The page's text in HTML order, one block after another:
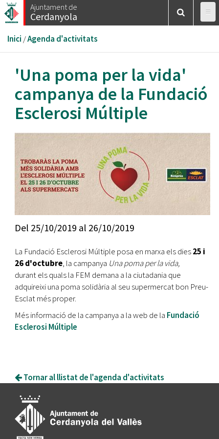
Vés
al
Ajuntament de
Cerdanyola
Esteu
aquí
Inici /Agenda d'activitats
'Una poma per la vida'
campanya de la Fundació
Esclerosi Múltiple
Del 25/10/2019 al 26/10/2019
La Fundació Esclerosi Múltiple posa en marxa els dies25 i
26 d'octubre, la campanya Una poma per la vida,
durant els quals la FEM demana a la ciutadania que
adquireixi una poma solidària al seu supermercat bon Preu-
Esclat més proper.
Més informació de la campanya a la web de la Fundació
Esclerosi Múltiple
Tornar al llistat de l'agenda d'activitats